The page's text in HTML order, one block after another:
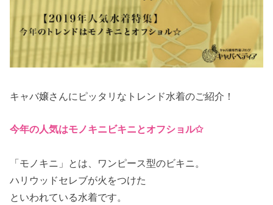
キャバ嬢さんにピッタリなトレンド水着のご紹介！
今年の人気はモノキニビキニとオフショル✩
「モノキニ」とは、ワンピース型のビキニ。
ハリウッドセレブが火をつけた
といわれている水着です。